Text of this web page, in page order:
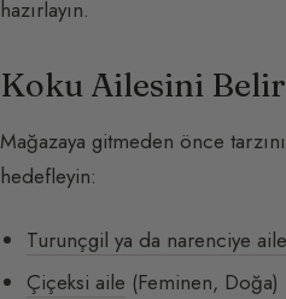
hazırlayın.
Koku Ailesini
Mağazaya gitmeden önce
hedefleyin:
Turunçgil ya da narenciye
Çiçeksi aile (Feminen, Doğa)